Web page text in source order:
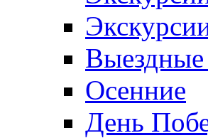
Осенние
День